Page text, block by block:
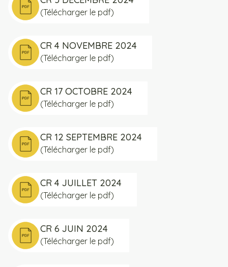
(Télécharger le pdf)
CR 4 NOVEMBRE 2024
(Télécharger le pdf)
CR 17 OCTOBRE 2024
(Télécharger le pdf)
CR 12 SEPTEMBRE 2024
(Télécharger le pdf)
CR 4 JUILLET 2024
(Télécharger le pdf)
CR 6 JUIN 2024
(Télécharger le pdf)